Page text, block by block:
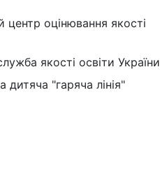
центр оцінювання якості
якості освіти України
дитяча "гаряча лінія"